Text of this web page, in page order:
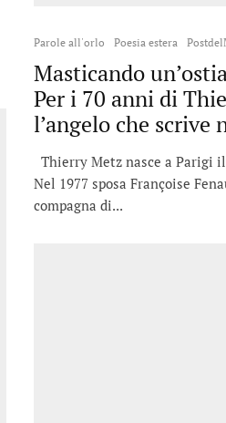
Parole all'orlo Poesia estera
Masticando
Per i 70 anni di
l’angelo che scrive
Thierry Metz nasce a Parigi
Nel 1977 sposa Françoise
compagna di...